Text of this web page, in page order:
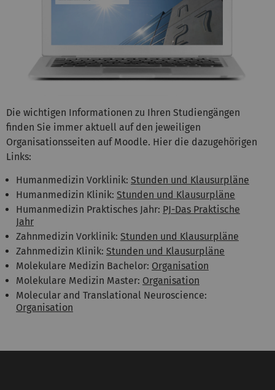
Die wichtigen Informationen zu Ihren Studiengängen
finden Sie immer aktuell auf den jeweiligen
Organisationsseiten auf Moodle. Hier die dazugehörigen
Links:
Humanmedizin Vorklinik: Stunden und Klausurpläne
Humanmedizin Klinik: Stunden und Klausurpläne
Humanmedizin Praktisches Jahr: PJ-Das Praktische
Jahr
Zahnmedizin Vorklinik: Stunden und Klausurpläne
Zahnmedizin Klinik: Stunden und Klausurpläne
Molekulare Medizin Bachelor: Organisation
Molekulare Medizin Master: Organisation
Molecular and Translational Neuroscience:
Organisation